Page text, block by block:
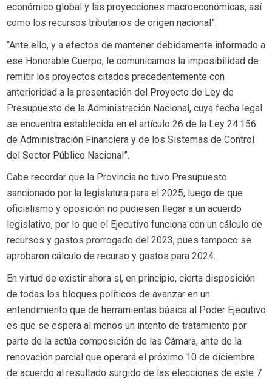
económico global y las proyecciones macroeconómicas, así
como los recursos tributarios de origen nacional”.
“Ante ello, y a efectos de mantener debidamente informado a
ese Honorable Cuerpo, le comunicamos la imposibilidad de
remitir los proyectos citados precedentemente con
anterioridad a la presentación del Proyecto de Ley de
Presupuesto de la Administración Nacional, cuya fecha legal
se encuentra establecida en el artículo 26 de la Ley 24.156
de Administración Financiera y de los Sistemas de Control
del Sector Público Nacional”.
Cabe recordar que la Provincia no tuvo Presupuesto
sancionado por la legislatura para el 2025, luego de que
oficialismo y oposición no pudiesen llegar a un acuerdo
legislativo, por lo que el Ejecutivo funciona con un cálculo de
recursos y gastos prorrogado del 2023, pues tampoco se
aprobaron cálculo de recurso y gastos para 2024.
En virtud de existir ahora sí, en principio, cierta disposición
de todas los bloques políticos de avanzar en un
entendimiento que de herramientas básica al Poder Ejecutivo
es que se espera al menos un intento de tratamiento por
parte de la actúa composición de las Cámara, ante de la
renovación parcial que operará el próximo 10 de diciembre
de acuerdo al resultado surgido de las elecciones de este 7